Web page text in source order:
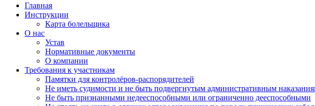
Главная
Инструкции
Карта болельщика
О нас
Устав
Нормативные документы
О компании
Требования к участникам
Памятки для контролёров-распорядителей
Не иметь судимости и не быть подвергнутым административным
Не быть признанными недееспособными или ограниченно дееспособными